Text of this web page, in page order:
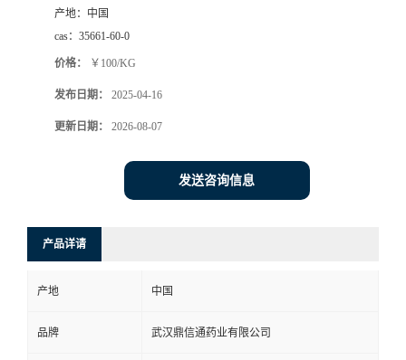
产地： 中国
cas： 35661-60-0
价格： ￥100/KG
发布日期： 2025-04-16
更新日期： 2026-08-07
发送咨询信息
产品详请
产地 中国
品牌 武汉鼎信通药业有限公司